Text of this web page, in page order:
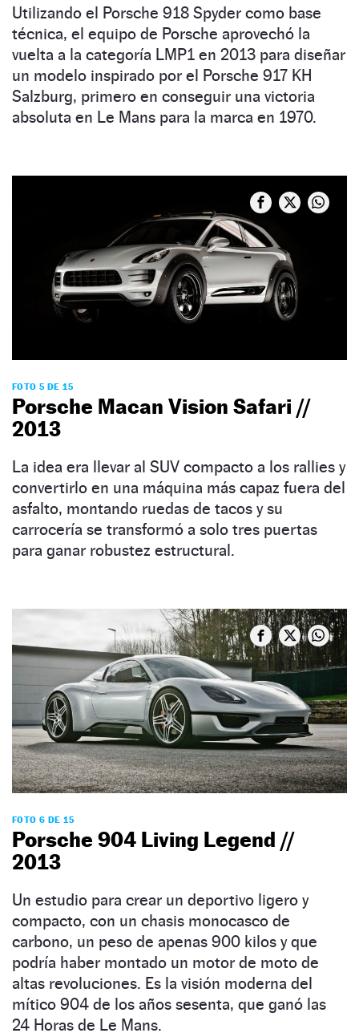
Utilizando el Porsche 918 Spyder como base
técnica, el equipo de Porsche aprovechó la
vuelta a la categoría LMP1 en 2013 para diseñar
un modelo inspirado por el Porsche 917 KH
Salzburg, primero en conseguir una victoria
absoluta en Le Mans para la marca en 1970.
FOTO 5 DE 15
Porsche Macan Vision Safari //
2013
La idea era llevar al SUV compacto a los rallies y
convertirlo en una máquina más capaz fuera del
asfalto, montando ruedas de tacos y su
carrocería se transformó a solo tres puertas
para ganar robustez estructural.
FOTO 6 DE 15
Porsche 904 Living Legend //
2013
Un estudio para crear un deportivo ligero y
compacto, con un chasis monocasco de
carbono, un peso de apenas 900 kilos y que
podría haber montado un motor de moto de
altas revoluciones. Es la visión moderna del
mítico 904 de los años sesenta, que ganó las
24 Horas de Le Mans.